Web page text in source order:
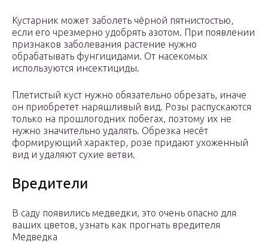
Кустарник может заболеть чёрной пятнистостью,
если его чрезмерно удобрять азотом. При появлении
признаков заболевания растение нужно
обрабатывать фунгицидами. От насекомых
используются инсектициды.
Плетистый куст нужно обязательно обрезать, иначе
он приобретет наряшливый вид. Розы распускаются
только на прошлогодних побегах, поэтому их не
нужно значительно удалять. Обрезка несёт
формирующий характер, розе придают ухоженный
вид и удаляют сухие ветви.
Вредители
В саду появились медведки, это очень опасно для
ваших цветов, узнать как прогнать вредителя
Медведка